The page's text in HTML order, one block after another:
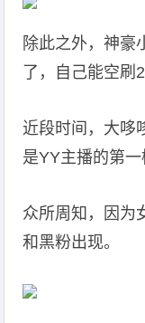
除此之外，神豪
了，自己能空刷
近段时间，大哆
是YY主播的第一
众所周知，因为
和黑粉出现。